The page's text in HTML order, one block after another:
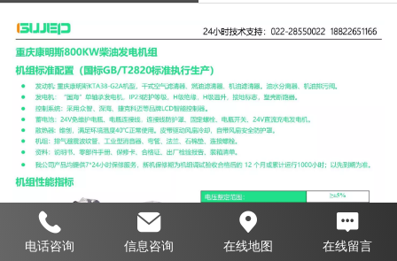
电话咨询 信息咨询 在线地图 在线留言